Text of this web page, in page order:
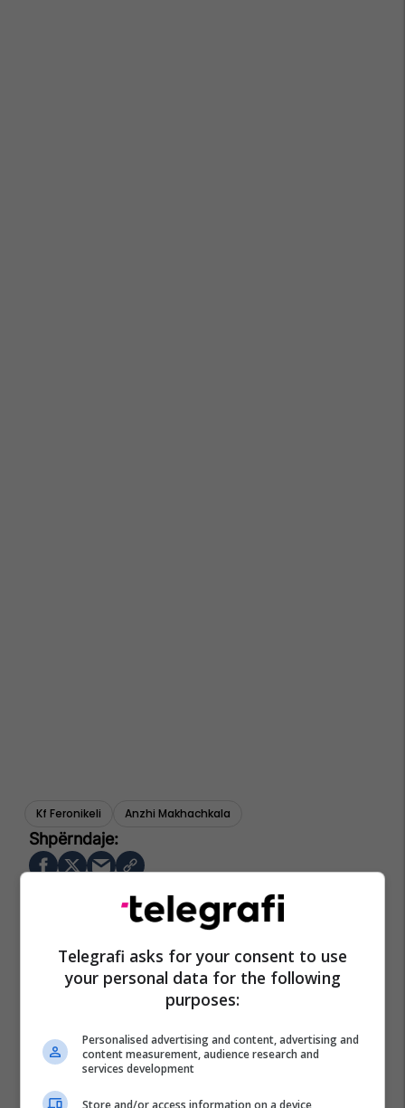
Kf Feronikeli Anzhi Makhachkala
Telegrafi asks for your consent to use
your personal data for the following
purposes:
Personalised advertising and content, advertising and
content measurement, audience research and
services development
Store and/or access information on a device